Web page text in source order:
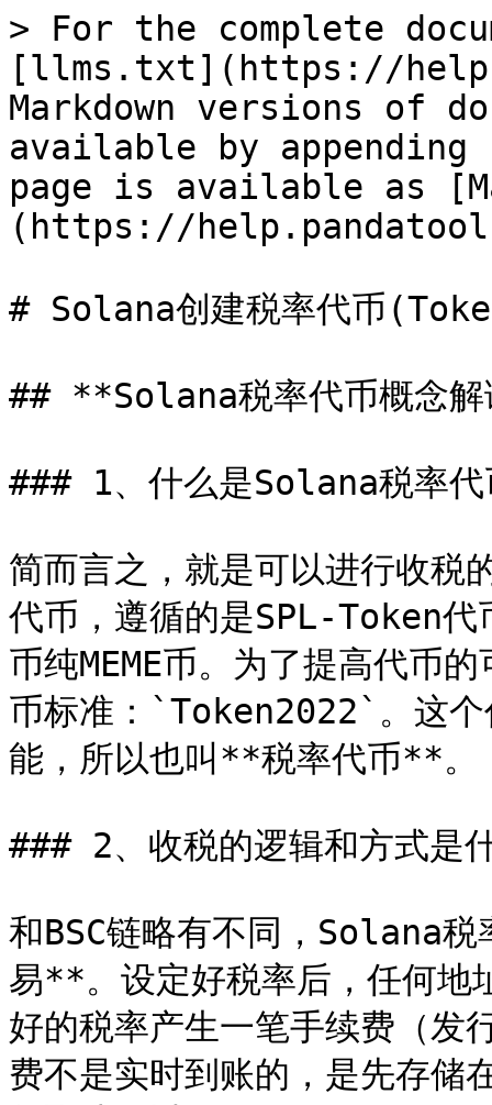
> For the complete
[llms.txt](https://
Markdown versions of
available by
page is available as
(https://
# Solana创建税率代币
## **Solana税率代币概念
### 1、什么是Solana税率代
简而言之，就是可以进行收税
代币，遵循的是SPL-Token代
币纯MEME币。为了提高代币
币标准：`Token2022`。这个
能，所以也叫**税率代币**。
### 2、收税的逻辑和方式是
和BSC链略有不同，Solana
易**。设定好税率后，任何地
好的税率产生一笔手续费（发
费不是实时到账的，是先存